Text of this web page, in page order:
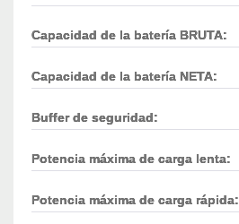
Capacidad de la batería BRUTA:
Capacidad de la batería NETA:
Buffer de seguridad:
Potencia máxima de carga lenta:
Potencia máxima de carga rápida: